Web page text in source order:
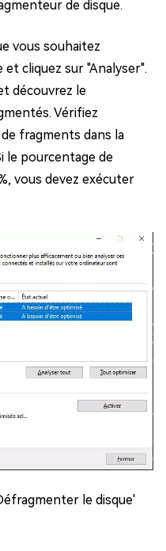
de disque.
vous souhaitez
cliquez sur "Analyser".
découvrez le
Vérifiez
fragments dans la
le pourcentage de
vous devez exécuter
le disque'